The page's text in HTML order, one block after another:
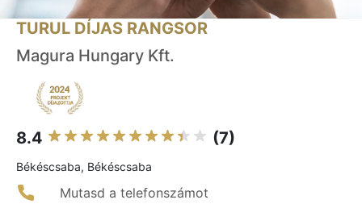
TURUL DÍJAS RANGSOR
Magura Hungary Kft.
8.4 (7)
Békéscsaba, Békéscsaba
Mutasd a telefonszámot